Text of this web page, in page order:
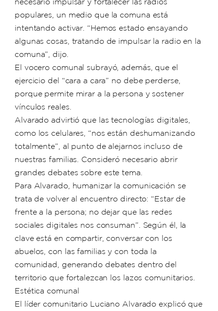
populares, un medio que la comuna está
intentando activar. “Hemos estado ensayando
algunas cosas, tratando de impulsar la radio en la
comuna”, dijo.
El vocero comunal subrayó, además, que el
ejercicio del “cara a cara” no debe perderse,
porque permite mirar a la persona y sostener
vínculos reales.
Alvarado advirtió que las tecnologías digitales,
como los celulares, “nos están deshumanizando
totalmente”, al punto de alejarnos incluso de
nuestras familias. Consideró necesario abrir
grandes debates sobre este tema.
Para Alvarado, humanizar la comunicación se
trata de volver al encuentro directo: “Estar de
frente a la persona; no dejar que las redes
sociales digitales nos consuman”. Según él, la
clave está en compartir, conversar con los
abuelos, con las familias y con toda la
comunidad, generando debates dentro del
territorio que fortalezcan los lazos comunitarios.
Estética comunal
El líder comunitario Luciano Alvarado explicó que